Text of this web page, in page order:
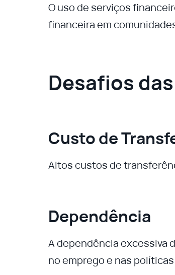
O uso de serviços
financeira em
Desafios
Custo de
Altos custos de
Dependência
A dependência excessiva
no emprego e nas